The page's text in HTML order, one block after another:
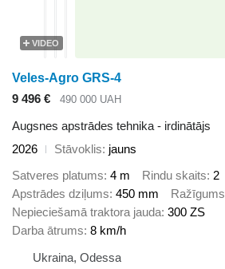
VIDEO
Veles-Agro GRS-4
9 496 €
490 000 UAH
Augsnes apstrādes tehnika - irdinātājs
2026
Stāvoklis jauns
Satveres platums 4 m Rindu skaits 2
Apstrādes dziļums 450 mm Ražīgums
Nepieciešamā traktora jauda 300 ZS
Darba ātrums 8 km/h
Ukraina, Odessa